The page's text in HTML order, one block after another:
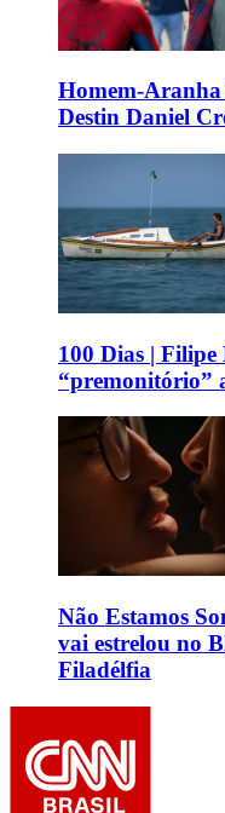
Homem-Aranha
Destin Daniel
100 Dias | Filipe
“premonitório”
Não Estamos
vai estrelou no
Filadélfia